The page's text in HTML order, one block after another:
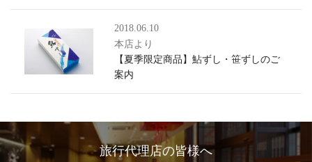
2018.06.10
本店より
【夏季限定商品】鮎ずし・笹ずしのご
案内
旅行代理店の皆様へ